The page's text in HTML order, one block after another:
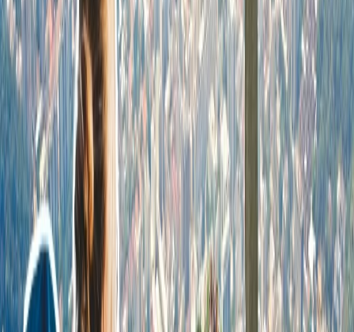
Si usted cancela los billetes de los vuelos dentro de las 24
horas, entonces, la línea aérea le dará el reembolso completo.
Si una línea aérea al mismo cancela sus billetes, debida una
razón que están incontrolables como la adversidad de los
climáticos, etcétera, entonces la línea aérea no dará el
reembolso, en lugar de este, le proveerá el asiento en el vuelo
próximo disponible, pero si la línea aérea cancela sus billetes
de los vuelos debida una razón que están controlables, como
la huelga de los pilotes, etcétera entones la línea aérea le dará
el reembolso completo.
Si usted cancela sus billetes de los vuelos allá más de periodos
libres de riesgo, entonces usted no recibirá el reembolso
completo, en lugar de este, usted recibirá según las políticas
de la línea aérea en que usted ha reservado los billetes.
¿Cómo puedo solicitar el reembolso desde
las líneas aéreas?
En caso de que usted tiene los billetes de los vuelos reembolsables,
entonces usted puede solicitar el reembolso desde línea aérea
siguiendo cualquier manera que usted le gusta, y algunos están
mencionadas continuación.